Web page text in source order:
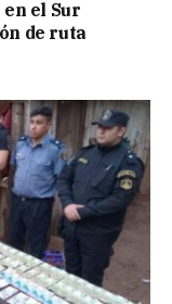
el Sur
de ruta